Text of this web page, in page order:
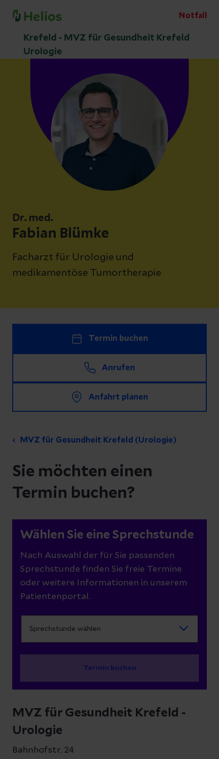
Notfall
Krefeld - MVZ für Gesundheit Krefeld
Urologie
Dr. med.
Fabian Blümke
Facharzt für Urologie und
medikamentöse Tumortherapie
Termin buchen
Anrufen
Anfahrt planen
MVZ für Gesundheit Krefeld (Urologie)
Sie möchten einen
Termin buchen?
Wählen Sie eine Sprechstunde
Nach Auswahl der für Sie passenden
Sprechstunde finden Sie freie Termine
oder weitere Informationen in unserem
Patientenportal.
Termin buchen
MVZ für Gesundheit Krefeld -
Urologie
Bahnhofstr. 24